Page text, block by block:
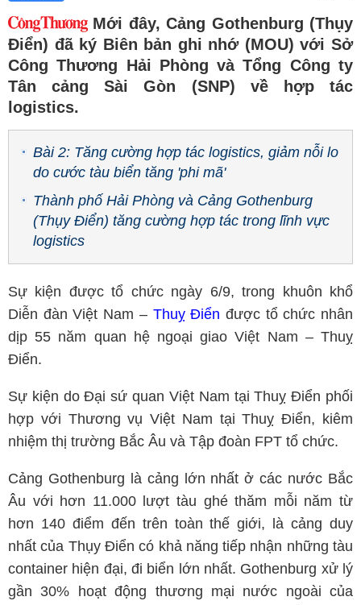
Mới đây, Cảng Gothenburg (Thụy
Điển) đã ký Biên bản ghi nhớ (MOU) với Sở
Công Thương Hải Phòng và Tổng Công ty
Tân cảng Sài Gòn (SNP) về hợp tác
logistics.
Bài 2: Tăng cường hợp tác logistics, giảm nỗi lo
do cước tàu biển tăng 'phi mã'
Thành phố Hải Phòng và Cảng Gothenburg
(Thụy Điển) tăng cường hợp tác trong lĩnh vực
logistics
Sự kiện được tổ chức ngày 6/9, trong khuôn khổ
Diễn đàn Việt Nam – Thuỵ Điển được tổ chức nhân
dịp 55 năm quan hệ ngoại giao Việt Nam – Thuỵ
Điển.
Sự kiện do Đại sứ quan Việt Nam tại Thuỵ Điển phối
hợp với Thương vụ Việt Nam tại Thuỵ Điển, kiêm
nhiệm thị trường Bắc Âu và Tập đoàn FPT tổ chức.
Cảng Gothenburg là cảng lớn nhất ở các nước Bắc
Âu với hơn 11.000 lượt tàu ghé thăm mỗi năm từ
hơn 140 điểm đến trên toàn thế giới, là cảng duy
nhất của Thụy Điển có khả năng tiếp nhận những tàu
container hiện đại, đi biển lớn nhất. Gothenburg xử lý
gần 30% hoạt động thương mại nước ngoài của